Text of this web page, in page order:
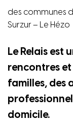
des communes
Surzur – Le Hézo
Le Relais est
rencontres et
familles, des
domicile.